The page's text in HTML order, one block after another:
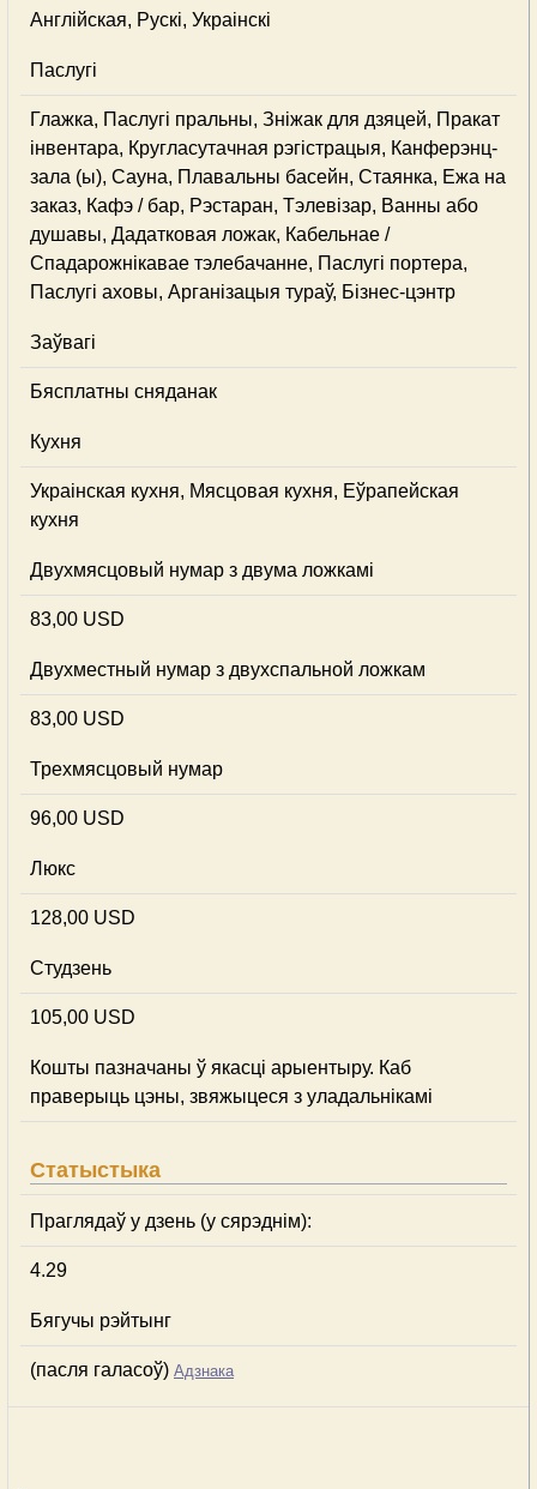
Англійская, Рускі, Украінскі
Паслугі
Глажка, Паслугі пральны, Зніжак для дзяцей, Пракат
інвентара, Кругласутачная рэгістрацыя, Канферэнц-
зала (ы), Сауна, Плавальны басейн, Стаянка, Ежа на
заказ, Кафэ / бар, Рэстаран, Тэлевізар, Ванны або
душавы, Дадатковая ложак, Кабельнае /
Спадарожнiкавае тэлебачанне, Паслугі портера,
Паслугі аховы, Арганізацыя тураў, Бізнес-цэнтр
Заўвагі
Бясплатны сняданак
Кухня
Украінская кухня, Мясцовая кухня, Еўрапейская
кухня
Двухмясцовый нумар з двума ложкамі
83,00 USD
Двухместный нумар з двухспальной ложкам
83,00 USD
Трехмясцовый нумар
96,00 USD
Люкс
128,00 USD
Студзень
105,00 USD
Кошты пазначаны ў якасці арыентыру. Каб
праверыць цэны, звяжыцеся з уладальнікамі
Статыстыка
Праглядаў у дзень (у сярэднім):
4.29
Бягучы рэйтынг
(пасля галасоў) Адзнака